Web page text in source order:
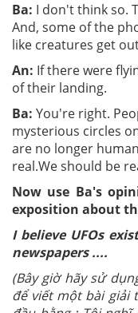
Ba: I don't think so.
And, some of the
like creatures get
An: If there were
of their landing.
Ba: You're right.
mysterious circles
are no longer
real.We should be
Now use Ba's
exposition about
I believe UFOs
newspapers ....
(Bây giờ hãy sử
để viết một bài giải